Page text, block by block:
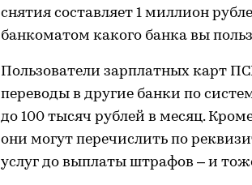
снятия составляет 1 миллион
банкоматом какого банка вы
Пользователи зарплатных карт
переводы в другие банки по
до 100 тысяч рублей в месяц.
они могут перечислить по
услуг до выплаты штрафов – и